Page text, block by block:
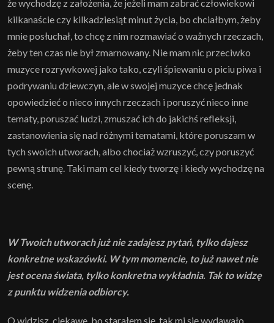
że wychodzę z założenia, że jeżeli mam zabrać człowiekowi
kilkanaście czy kilkadziesiąt minut życia, bo chciałbym, żeby
mnie posłuchał, to chcę z nim rozmawiać o ważnych rzeczach,
żeby ten czas nie był zmarnowany. Nie mam nic przeciwko
muzyce rozrywkowej jako tako, czyli śpiewaniu o piciu piwa i
podrywaniu dziewczyn, ale w swojej muzyce chcę jednak
opowiedzieć o nieco innych rzeczach i poruszyć nieco inne
tematy, poruszać ludzi, zmuszać ich do jakichś refleksji,
zastanowienia się nad różnymi tematami, które poruszam w
tych swoich utworach, albo chociaż wzruszyć, czy poruszyć
pewną strunę. Taki mam cel kiedy tworzę i kiedy wychodzę na
scenę.
W Twoich utworach już nie zadajesz pytań, tylko dajesz
konkretne wskazówki. W tym momencie, to już nawet nie
jest ocena świata, tylko konkretna wykładnia. Tak to widzę
z punktu widzenia odbiorcy.
O widzisz, ciekawe, bo starałem się, tak mi się wydawało,